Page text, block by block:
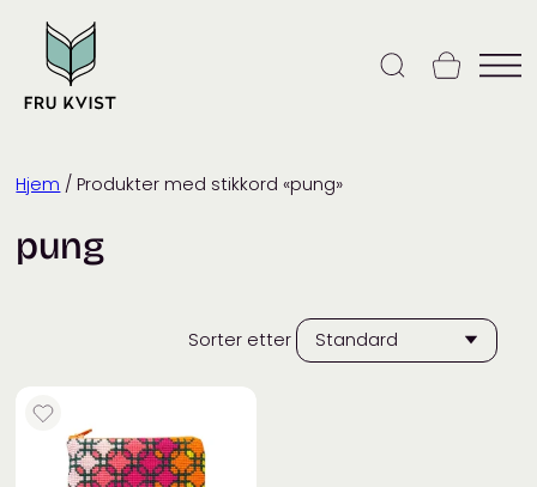
content
Hjem / Produkter med stikkord «pung»
pung
Sorter etter